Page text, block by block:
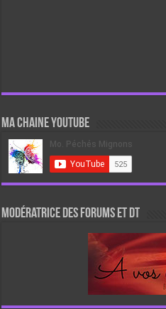
Ma chaine Youtube
Modératrice des forums et DT